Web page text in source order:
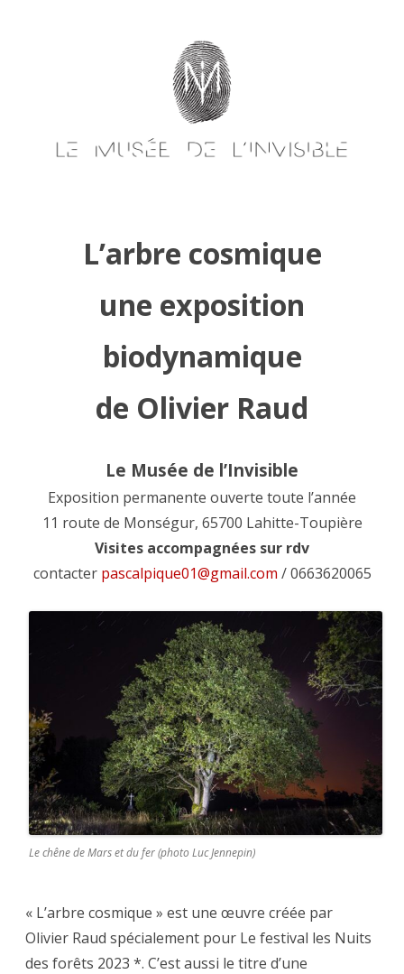
L’arbre cosmique
une exposition
biodynamique
de Olivier Raud
Le Musée de l’Invisible
Exposition permanente ouverte toute l’année
11 route de Monségur, 65700 Lahitte-Toupière
Visites accompagnées sur rdv
contacter pascalpique01@gmail.com / 0663620065
Le chêne de Mars et du fer (photo Luc Jennepin)
« L’arbre cosmique » est une œuvre créée par
Olivier Raud spécialement pour Le festival les Nuits
des forêts 2023 *. C’est aussi le titre d’une